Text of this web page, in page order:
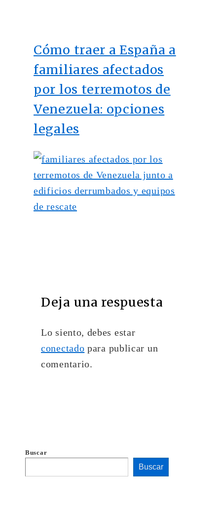
Cómo traer a España a
familiares afectados
por los terremotos de
Venezuela: opciones
legales
Deja una respuesta
Lo siento, debes estar
conectado para publicar un
comentario.
Buscar
Buscar